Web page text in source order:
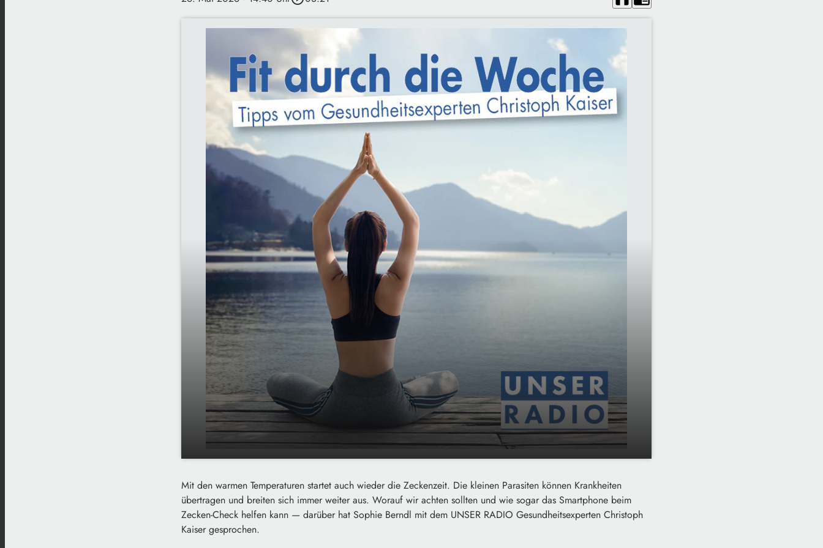
play_arrow Smartphone beim Check
00:00 03:21
Mit den warmen Temperaturen startet auch wieder die Zeckenzeit. Die kleinen Parasiten können Krankheiten
übertragen und breiten sich immer weiter aus. Worauf wir achten sollten und wie sogar das Smartphone beim
Zecken-Check helfen kann — darüber hat Sophie Berndl mit dem UNSER RADIO Gesundheitsexperten Christoph
Kaiser gesprochen.